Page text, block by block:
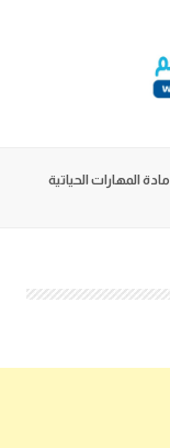
مادة المهارات الحياتية